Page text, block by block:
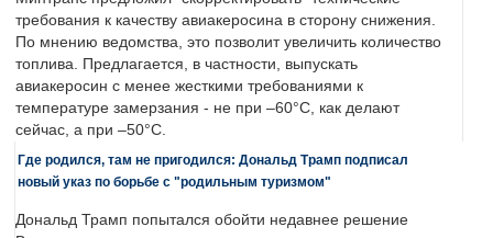
требования к качеству авиакеросина в сторону снижения.
По мнению ведомства, это позволит увеличить количество
топлива. Предлагается, в частности, выпускать
авиакеросин с менее жесткими требованиями к
температуре замерзания - не при –60°C, как делают
сейчас, а при –50°C.
Где родился, там не пригодился: Дональд Трамп подписал
новый указ по борьбе с "родильным туризмом"
Дональд Трамп попытался обойти недавнее решение